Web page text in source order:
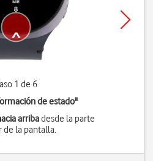
1 de 6
de estado"
arribadesde la parte
de la pantalla.